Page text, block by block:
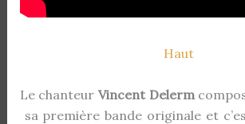
Haut
Le chanteur Vincent Delerm
sa première bande originale et